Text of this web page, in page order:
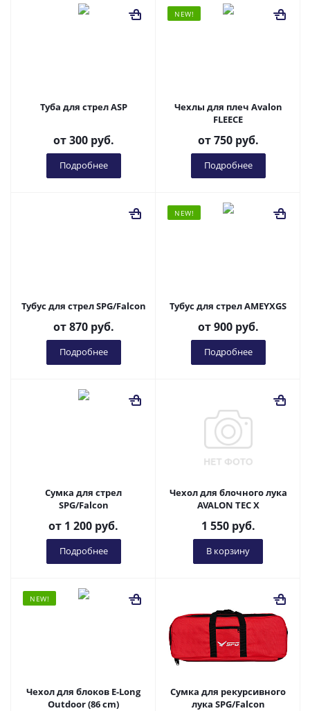
Туба для стрел ASP
от300 руб.
Подробнее
NEW!
Чехлы для плеч Avalon
FLEECE
от750 руб.
Подробнее
Тубус для стрел SPG/Falcon
от870 руб.
Подробнее
NEW!
Тубус для стрел AMEYXGS
от900 руб.
Подробнее
Сумка для стрел
SPG/Falcon
от 1 200 руб.
Подробнее
Чехол для блочного лука
AVALON TEC X
1 550руб.
В корзину
NEW!
Чехол для блоков E-Long
Outdoor (86 cm)
Сумка для рекурсивного
лука SPG/Falcon